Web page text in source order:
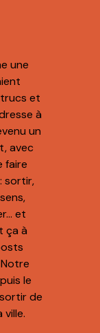
une
et
à
un
avec
faire
sortir,
et
ça à
le
de